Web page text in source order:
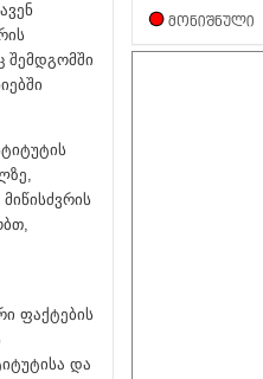
შემდგომში
ფაქტების
და
ᲛᲝᲜᲘᲨᲜᲣᲚᲘ